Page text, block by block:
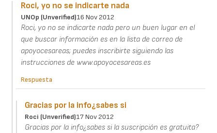
Roci, yo no se indicarte nada
UNOp (unverified)16 Nov 2012
Roci, yo no se indicarte nada pero un buen lugar en el
que buscar información es en la lista de correo de
apoyocesareas; puedes inscribirte siguiendo las
instrucciones de www.apoyocesareas.es
Respuesta
Gracias por la info¿sabes si
Roci (unverified)17 Nov 2012
Gracias por la info¿sabes si la suscripción es gratuita?